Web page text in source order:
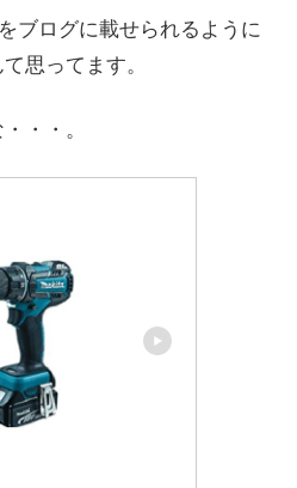
ブログに載せられるように
思ってます。
・・。